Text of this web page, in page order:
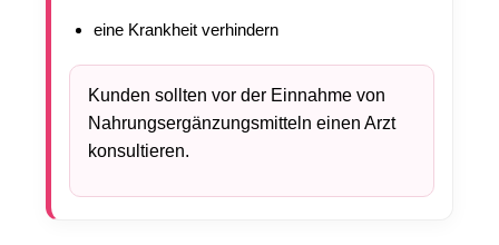
eine Krankheit verhindern
Kunden sollten vor der Einnahme von
Nahrungsergänzungsmitteln einen Arzt
konsultieren.